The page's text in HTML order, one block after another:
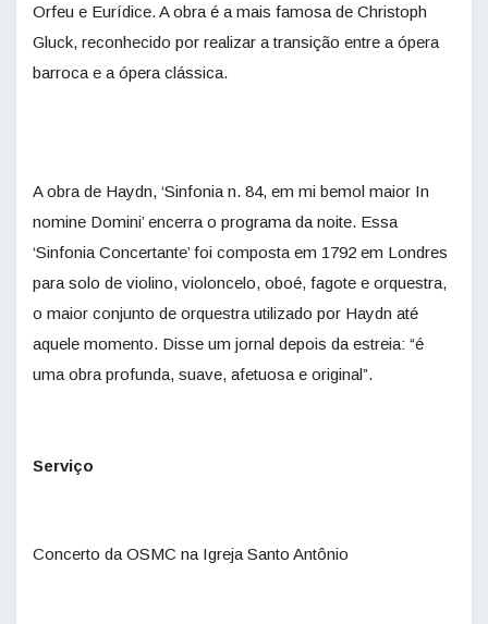
Orfeu e Eurídice. A obra é a mais famosa de Christoph
Gluck, reconhecido por realizar a transição entre a ópera
barroca e a ópera clássica.
A obra de Haydn, ‘Sinfonia n. 84, em mi bemol maior In
nomine Domini’ encerra o programa da noite. Essa
‘Sinfonia Concertante’ foi composta em 1792 em Londres
para solo de violino, violoncelo, oboé, fagote e orquestra,
o maior conjunto de orquestra utilizado por Haydn até
aquele momento. Disse um jornal depois da estreia: “é
uma obra profunda, suave, afetuosa e original”.
Serviço
Concerto da OSMC na Igreja Santo Antônio